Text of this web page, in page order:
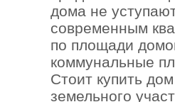
дома не
современным
по площади
коммунальные
Стоит купить
земельного